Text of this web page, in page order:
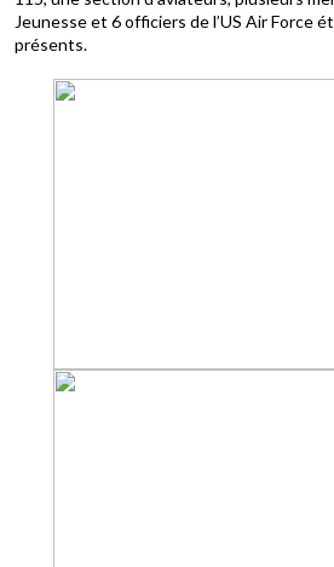
Jeunesse et 6 officiers de l’US Air Force
présents.